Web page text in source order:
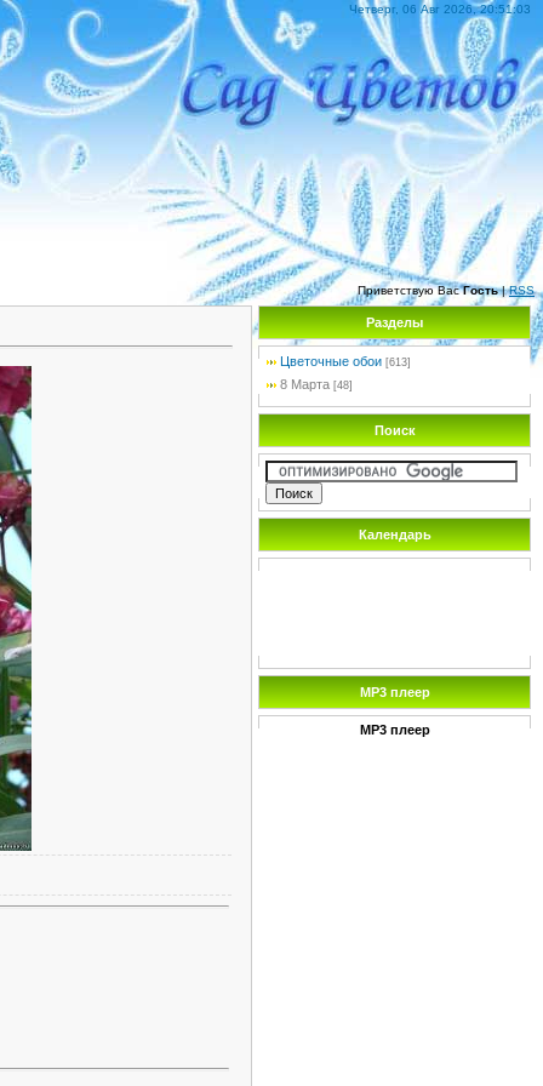
Четверг, 06 Авг 2026, 20:51:03
Приветствую Вас Гость|RSS
Разделы
Цветочные обои [613]
8 Марта [48]
Поиск
Календарь
MP3 плеер
MP3 плеер